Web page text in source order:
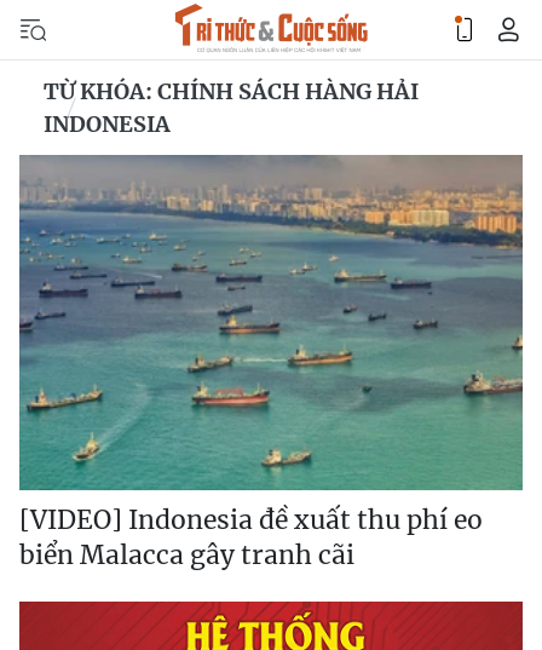
TỪ KHÓA: CHÍNH SÁCH HÀNG HẢI
INDONESIA
[VIDEO] Indonesia đề xuất thu phí eo
biển Malacca gây tranh cãi